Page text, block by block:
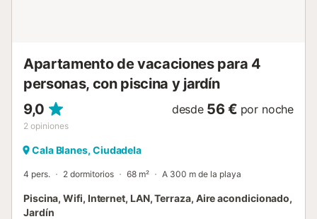
Apartamento de vacaciones para 4
personas, con piscina y jardín
9,0
2 opiniones
desde 56 € por noche
Cala Blanes, Ciudadela
4 pers. 2 dormitorios 68 m² A 300 m de la playa
Piscina, Wifi, Internet, LAN, Terraza, Aire acondicionado,
Jardín